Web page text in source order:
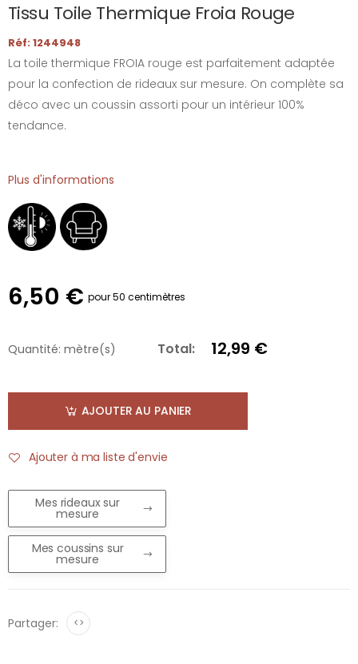
Tissu Toile Thermique Froia Rouge
Réf: 1244948
La toile thermique FROIA rouge est parfaitement adaptée
pour la confection de rideaux sur mesure. On complète sa
déco avec un coussin assorti pour un intérieur 100%
tendance.
Plus d'informations
6,50 € pour 50 centimètres
Quantité: mètre(s) Total: 12,99 €
AJOUTER AU PANIER
Ajouter à ma liste d'envie
Mes rideaux sur
mesure
Mes coussins sur
mesure
Partager: <>